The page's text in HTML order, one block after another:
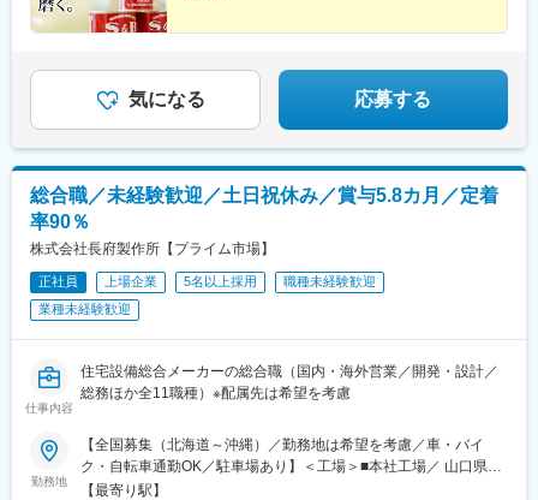
気になる 応募する
総合職／未経験歓迎／土日祝休み／賞与5.8カ月／定着
率90％
株式会社長府製作所【プライム市場】
正社員 上場企業 5名以上採用
職種未経験歓迎
業種未経験歓迎
仕事内容
住宅設備総合メーカーの総合職（国内・海外営業／開発・設計／
総務ほか全11職種）※配属先は希望を考慮
勤務地
【全国募集（北海道～沖縄）／勤務地は希望を考慮／車・バイ
ク・自転車通勤OK／駐車場あり】＜工場＞■本社工場／ 山口県下
関市■滋賀工場／ 滋賀県野洲市■宇都宮工場／ 栃木県宇都宮市■花
【最寄り駅】